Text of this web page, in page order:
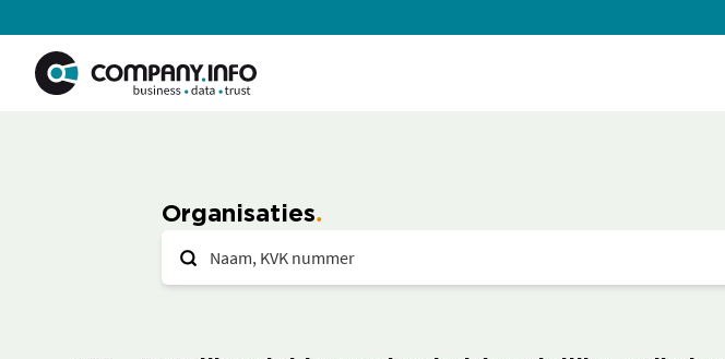
Organisaties